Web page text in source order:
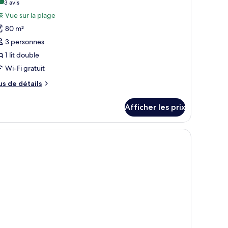
:
3 avis
(3 avis)
Vue sur la plage
80 m²
3 personnes
1 lit double
Wi-Fi gratuit
de détails
Afficher les prix